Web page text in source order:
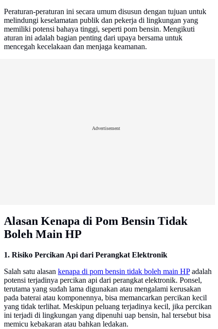
Peraturan-peraturan ini secara umum disusun dengan tujuan untuk
melindungi keselamatan publik dan pekerja di lingkungan yang
memiliki potensi bahaya tinggi, seperti pom bensin. Mengikuti
aturan ini adalah bagian penting dari upaya bersama untuk
mencegah kecelakaan dan menjaga keamanan.
Advertisement
Alasan Kenapa di Pom Bensin Tidak
Boleh Main HP
1. Risiko Percikan Api dari Perangkat Elektronik
Salah satu alasan kenapa di pom bensin tidak boleh main HPadalah
potensi terjadinya percikan api dari perangkat elektronik. Ponsel,
terutama yang sudah lama digunakan atau mengalami kerusakan
pada baterai atau komponennya, bisa memancarkan percikan kecil
yang tidak terlihat. Meskipun peluang terjadinya kecil, jika percikan
ini terjadi di lingkungan yang dipenuhi uap bensin, hal tersebut bisa
memicu kebakaran atau bahkan ledakan.